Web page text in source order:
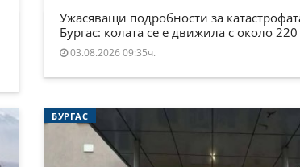
Ужасяващи подробности за
Бургас: колата се е движила с около
03.08.2026 09:35ч.
БУРГАС